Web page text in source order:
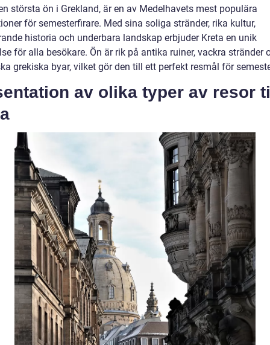
största ön i Grekland, är en av Medelhavets mest populära
för semesterfirare. Med sina soliga stränder, rika kultur,
historia och underbara landskap erbjuder Kreta en unik
för alla besökare. Ön är rik på antika ruiner, vackra stränder
grekiska byar, vilket gör den till ett perfekt resmål för
av olika typer av resor